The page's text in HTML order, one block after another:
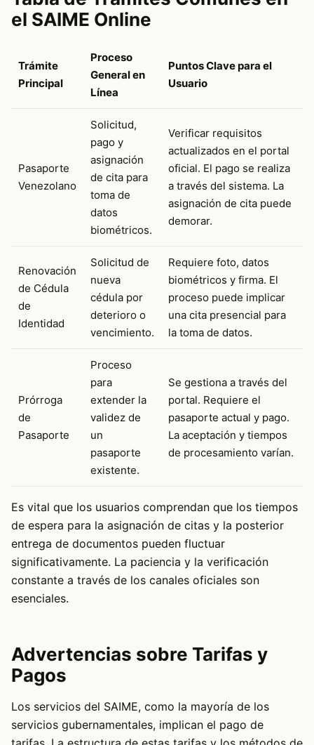
el SAIME Online
Trámite
Principal
Proceso
General en
Línea
Puntos Clave para el
Usuario
Pasaporte
Venezolano
Solicitud,
pago y
asignación
de cita para
toma de
datos
biométricos.
Verificar requisitos
actualizados en el portal
oficial. El pago se realiza
a través del sistema. La
asignación de cita puede
demorar.
Renovación
de Cédula
de
Identidad
Solicitud de
nueva
cédula por
deterioro o
vencimiento.
Requiere foto, datos
biométricos y firma. El
proceso puede implicar
una cita presencial para
la toma de datos.
Prórroga
de
Pasaporte
Proceso
para
extender la
validez de
un
pasaporte
existente.
Se gestiona a través del
portal. Requiere el
pasaporte actual y pago.
La aceptación y tiempos
de procesamiento varían.
Es vital que los usuarios comprendan que los tiempos
de espera para la asignación de citas y la posterior
entrega de documentos pueden fluctuar
significativamente. La paciencia y la verificación
constante a través de los canales oficiales son
esenciales.
Advertencias sobre Tarifas y
Pagos
Los servicios del SAIME, como la mayoría de los
servicios gubernamentales, implican el pago de